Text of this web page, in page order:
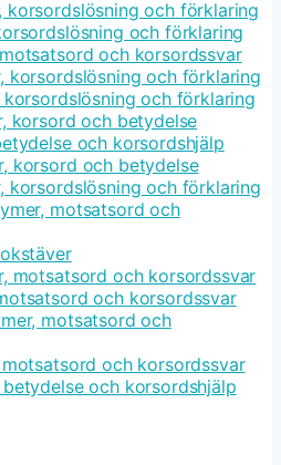
korsordslösning och förklaring
och förklaring
och korsordssvar
korsordslösning och förklaring
och förklaring
korsord och betydelse
och korsordshjälp
korsord och betydelse
korsordslösning och förklaring
motsatsord och
motsatsord och korsordssvar
och korsordssvar
motsatsord och
och korsordssvar
och korsordshjälp